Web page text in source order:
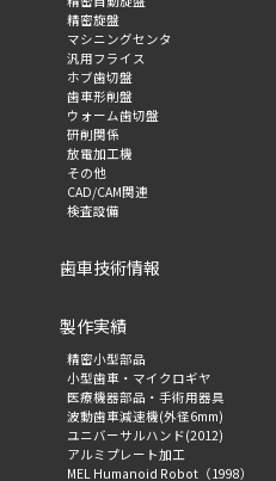
精密旋盤
マシニングセンタ
汎用フライス
ホブ歯切盤
歯車形削盤
ウォーム歯切盤
研削関係
放電加工機
その他
CAD/CAM関連
検査設備
歯車技術情報
製作実績
精密小型部品
小型歯車・マイクロギヤ
医療機器部品・手術用器具
波動歯車減速機(外径6mm)
ユニバーサルハンド(2012)
アルミプレート加工
MEL Humanoid Robot（1998）